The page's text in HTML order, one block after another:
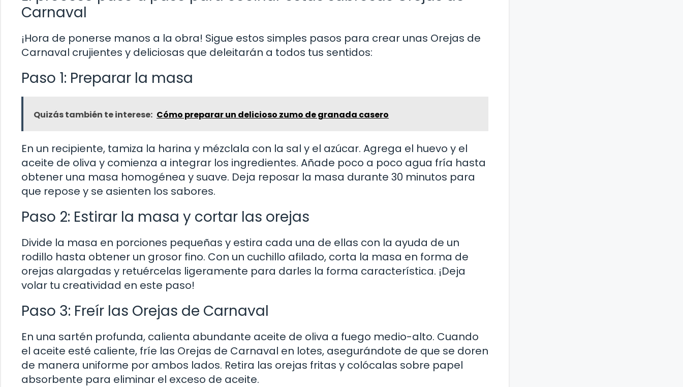
Carnaval
¡Hora de ponerse manos a la obra! Sigue estos simples pasos para crear unas Orejas de
Carnaval crujientes y deliciosas que deleitarán a todos tus sentidos:
Paso 1: Preparar la masa
Quizás también te interese: Cómo preparar un delicioso zumo de granada casero
En un recipiente, tamiza la harina y mézclala con la sal y el azúcar. Agrega el huevo y el
aceite de oliva y comienza a integrar los ingredientes. Añade poco a poco agua fría hasta
obtener una masa homogénea y suave. Deja reposar la masa durante 30 minutos para
que repose y se asienten los sabores.
Paso 2: Estirar la masa y cortar las orejas
Divide la masa en porciones pequeñas y estira cada una de ellas con la ayuda de un
rodillo hasta obtener un grosor fino. Con un cuchillo afilado, corta la masa en forma de
orejas alargadas y retuércelas ligeramente para darles la forma característica. ¡Deja
volar tu creatividad en este paso!
Paso 3: Freír las Orejas de Carnaval
En una sartén profunda, calienta abundante aceite de oliva a fuego medio-alto. Cuando
el aceite esté caliente, fríe las Orejas de Carnaval en lotes, asegurándote de que se doren
de manera uniforme por ambos lados. Retira las orejas fritas y colócalas sobre papel
absorbente para eliminar el exceso de aceite.